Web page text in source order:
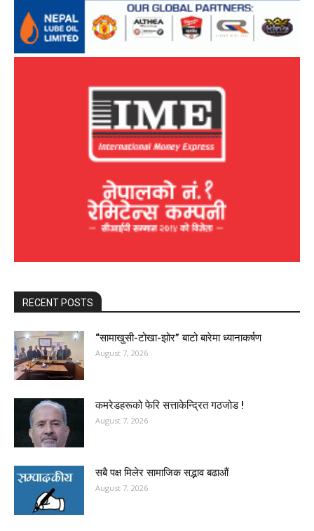
RECENT POSTS
“सामाखुसी-टोखा-झोर” बाटो बारेमा ध्यानाकर्षण
August 7, 2026
कमरेडहरूको फेरि सत्ताकेन्द्रित गठजोड !
August 7, 2026
सबै पक्ष मिलेर सामाजिक सद्भाव बढाऔं
August 7, 2026